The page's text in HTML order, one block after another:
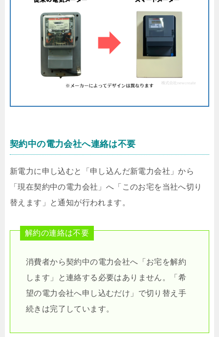
契約中の電力会社へ連絡は不要
新電力に申し込むと「申し込んだ新電力会社」から
「現在契約中の電力会社」へ「このお宅を当社へ切り
替えます」と通知が行われます。
解約の連絡は不要
消費者から契約中の電力会社へ「お宅を解約
します」と連絡する必要はありません。「希
望の電力会社へ申し込むだけ」で切り替え手
続きは完了しています。